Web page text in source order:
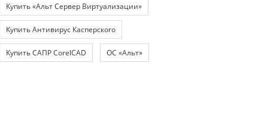
Купить «Альт Сервер Виртуализации»
Купить Антивирус Касперского
Купить САПР CorelCAD ОС «Альт»